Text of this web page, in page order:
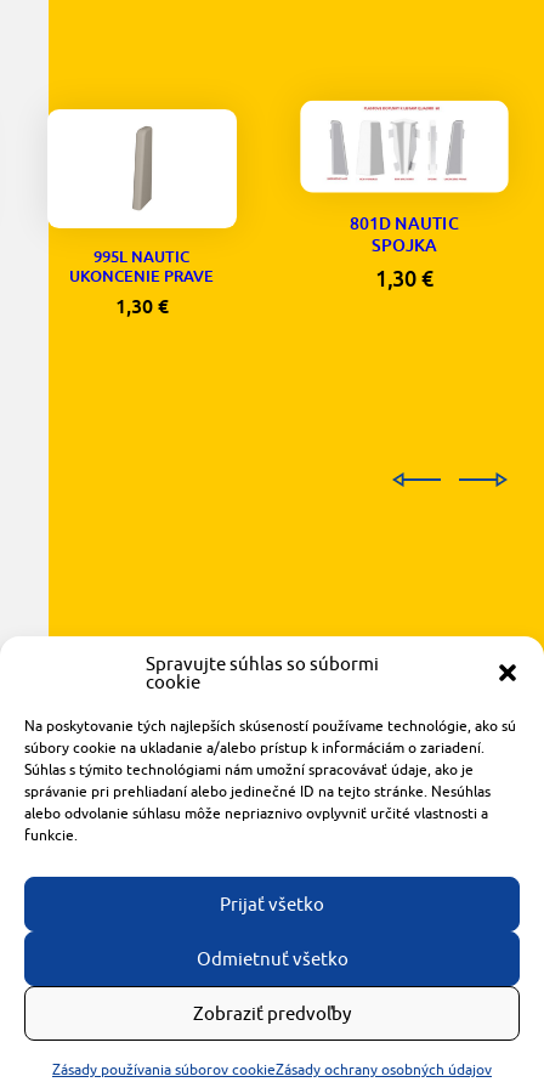
Spravujte súhlas so súbormi
cookie
Na poskytovanie tých najlepších skúseností používame technológie, ako sú
súbory cookie na ukladanie a/alebo prístup k informáciám o zariadení.
Súhlas s týmito technológiami nám umožní spracovávať údaje, ako je
správanie pri prehliadaní alebo jedinečné ID na tejto stránke. Nesúhlas
alebo odvolanie súhlasu môže nepriaznivo ovplyvniť určité vlastnosti a
funkcie.
Prijať všetko
Odmietnuť všetko
Zobraziť predvoľby
Zásady používania súborov cookieZásady ochrany osobných údajov
995L NAUTIC
UKONCENIE PRAVE
1,30 €
801D NAUTIC
SPOJKA
1,30€
921 01 Piešťany
obchod@rzparkety.sk
+421 905 119 087
made with
bytomashalo.com